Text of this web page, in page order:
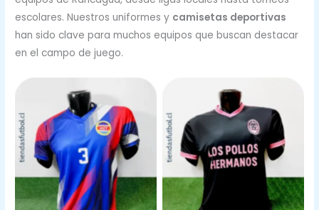
escolares. Nuestros uniformes y camisetas deportivas
han sido clave para muchos equipos que buscan destacar
en el campo de juego.